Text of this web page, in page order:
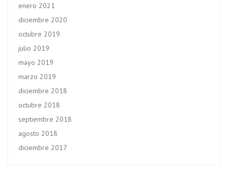
enero 2021
diciembre 2020
octubre 2019
julio 2019
mayo 2019
marzo 2019
diciembre 2018
octubre 2018
septiembre 2018
agosto 2018
diciembre 2017